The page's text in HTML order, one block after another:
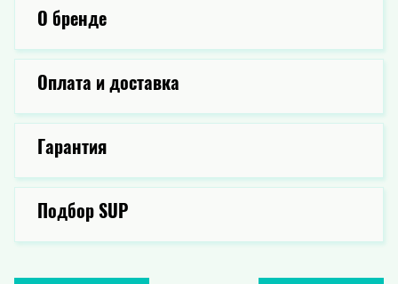
О бренде
Оплата и доставка
Гарантия
Подбор SUP